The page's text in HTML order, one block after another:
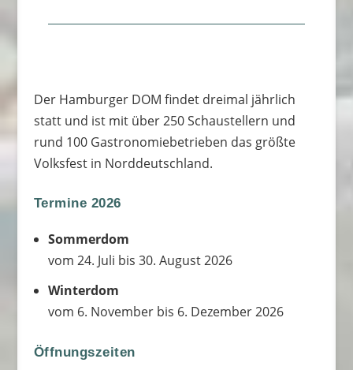
Der Hamburger DOM findet dreimal jährlich
statt und ist mit über 250 Schaustellern und
rund 100 Gastronomiebetrieben das größte
Volksfest in Norddeutschland.
Termine 2026
Sommerdom
vom 24. Juli bis 30. August 2026
Winterdom
vom 6. November bis 6. Dezember 2026
Öffnungszeiten